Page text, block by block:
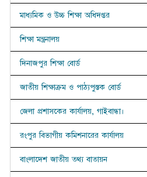
মাধ্যমিক ও উচ্চ শিক্ষা অধিদপ্তর
শিক্ষা মন্ত্রনালয়
দিনাজপুর শিক্ষা বোর্ড
জাতীয় শিক্ষাক্রম ও পাঠ্যপুস্তক বোর্ড
জেলা প্রশাসকের কার্যালয়, গাইবান্ধা।
রংপুর বিভাগীয় কমিশনারের কার্যালয়
বাংলাদেশ জাতীয় তথ্য বাতায়ন